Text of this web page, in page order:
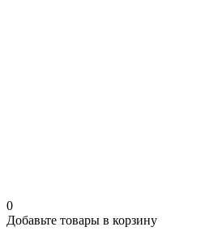
0
Добавьте товары в корзину